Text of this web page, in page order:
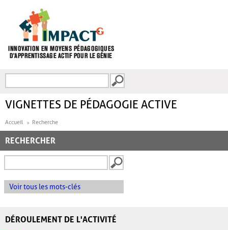
FORMULAIRE DE
VIGNETTES DE PÉDAGOGIE ACTIVE
Accueil Recherche
RECHERCHER
Voir tous les mots-clés
DÉROULEMENT DE L'ACTIVITÉ